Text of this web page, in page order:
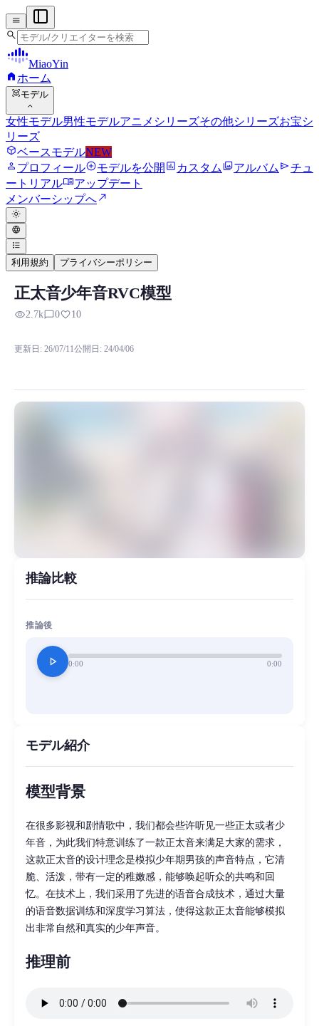
menu
search
MiaoYin
home ホーム
view_in_arモデル
expand_more
女性モデル男性モデルアニメシリーズその他シリーズお宝シ
リーズ
deployed_codeベースモデルNEW
person プロフィールadd_circleモデルを公開 assessment カスタムphoto_libraryアルバム sendチュ
ートリアルmenu_bookアップデート
メンバーシップへnorth_east
light_mode
language
format_list_bulleted
利用規約 プライバシーポリシー
RVC RVCボイスモデル
模型背景 在很多影视和剧情歌中，我们都会些许听见一些正
RVC模型, 变声器, 正太音, 洛少爷
正太音少年音RVC模型
visibility2.7kchat_bubble_outline0favorite10
更新日 : 26/07/11公開日 : 24/04/06
推論比較
推論後
play_arrow 0:00 0:00
モデル紹介
模型背景
在很多影视和剧情歌中，我们都会些许听见一些正太或者少
年音，为此我们特意训练了一款正太音来满足大家的需求，
这款正太音的设计理念是模拟少年期男孩的声音特点，它清
脆、活泼，带有一定的稚嫩感，能够唤起听众的共鸣和回
忆。在技术上，我们采用了先进的语音合成技术，通过大量
的语音数据训练和深度学习算法，使得这款正太音能够模拟
出非常自然和真实的少年声音。
推理前